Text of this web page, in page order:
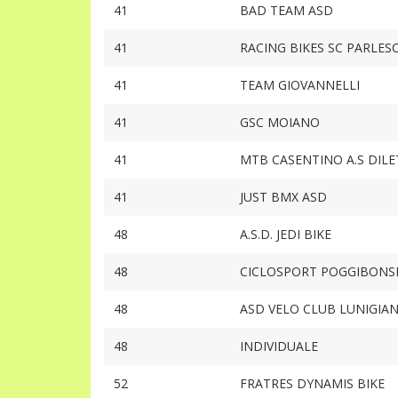
41 BAD TEAM ASD
41 RACING BIKES SC
41 TEAM GIOVANNELLI
41 GSC MOIANO
41 MTB CASENTINO A.S
41 JUST BMX ASD
48 A.S.D. JEDI BIKE
48 CICLOSPORT POGGIBONSI
48 ASD VELO CLUB
48 INDIVIDUALE
52 FRATRES DYNAMIS BIKE